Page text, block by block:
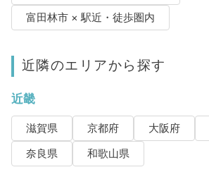
富田林市 × 駅近・徒歩圏内
近隣のエリアから探す
近畿
滋賀県 京都府 大阪府
奈良県
和歌山県